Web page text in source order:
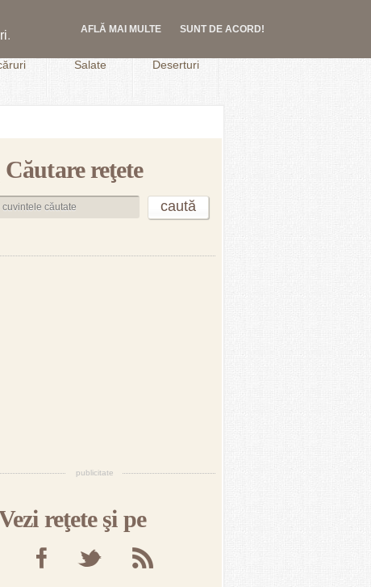
. AFLĂ MAI MULTE SUNT DE ACORD!
Salate Deserturi
Căutare reţete
publicitate
reţete şi pe